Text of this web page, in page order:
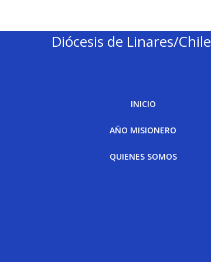
Diócesis de Linares/Chile
INICIO
AÑO MISIONERO
QUIENES SOMOS